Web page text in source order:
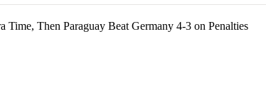
Then Paraguay Beat Germany 4-3 on Penalties